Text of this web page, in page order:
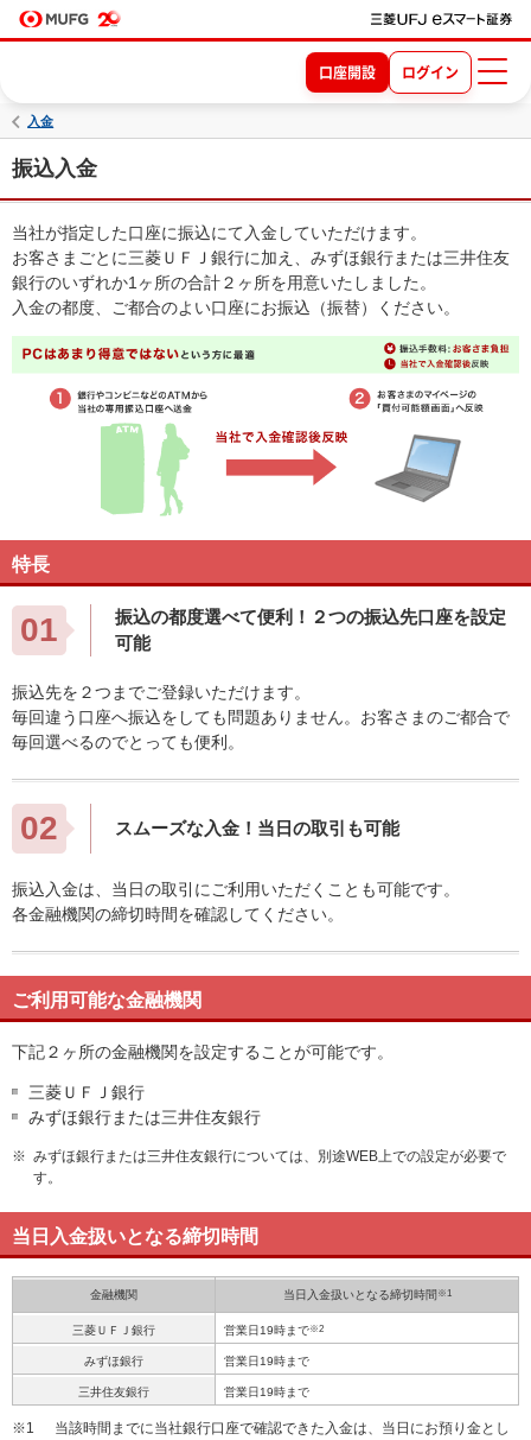
口座開設 ログイン
入金
振込入金
当社が指定した口座に振込にて入金していただけます。
お客さまごとに三菱ＵＦＪ銀行に加え、みずほ銀行または三井住友
銀行のいずれか1ヶ所の合計２ヶ所を用意いたしました。
入金の都度、ご都合のよい口座にお振込（振替）ください。
特長
01
振込の都度選べて便利！２つの振込先口座を設定
可能
振込先を２つまでご登録いただけます。
毎回違う口座へ振込をしても問題ありません。お客さまのご都合で
毎回選べるのでとっても便利。
02 スムーズな入金！当日の取引も可能
振込入金は、当日の取引にご利用いただくことも可能です。
各金融機関の締切時間を確認してください。
ご利用可能な金融機関
下記２ヶ所の金融機関を設定することが可能です。
三菱ＵＦＪ銀行
みずほ銀行または三井住友銀行
※ みずほ銀行または三井住友銀行については、別途WEB上での設定が必要で
す。
当日入金扱いとなる締切時間
金融機関 当日入金扱いとなる締切時間※1
三菱ＵＦＪ銀行 営業日19時まで※2
みずほ銀行 営業日19時まで
三井住友銀行 営業日19時まで
※1
当該時間までに当社銀行口座で確認できた入金は、当日にお預り金とし